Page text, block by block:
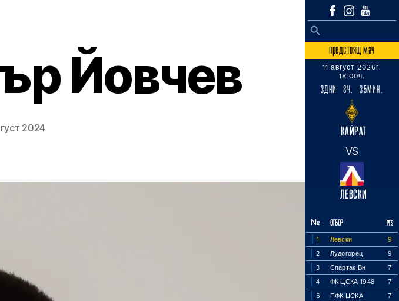
Search
SEARCH BUTTON
предстоящ мач
11 август 2026г.
18:00ч.
3ДНИ 8Ч. 35МИН.
КАЙРАТ
VS
ЛЕВСКИ
№ ОТБОР PTS
1 Левски
9
2
Лудогорец
9
3
Спартак Вн
7
4
ФК ЦСКА 1948
7
5
ПФК ЦСКА
7
Йовчев
2024